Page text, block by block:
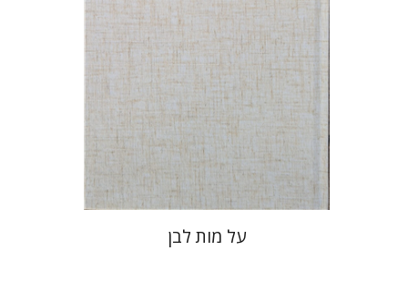
מחיר השקה
$39
$27
על מות לבן